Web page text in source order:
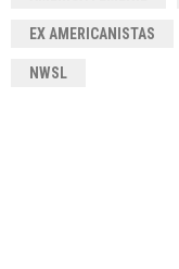
EX AMERICANISTAS
NWSL